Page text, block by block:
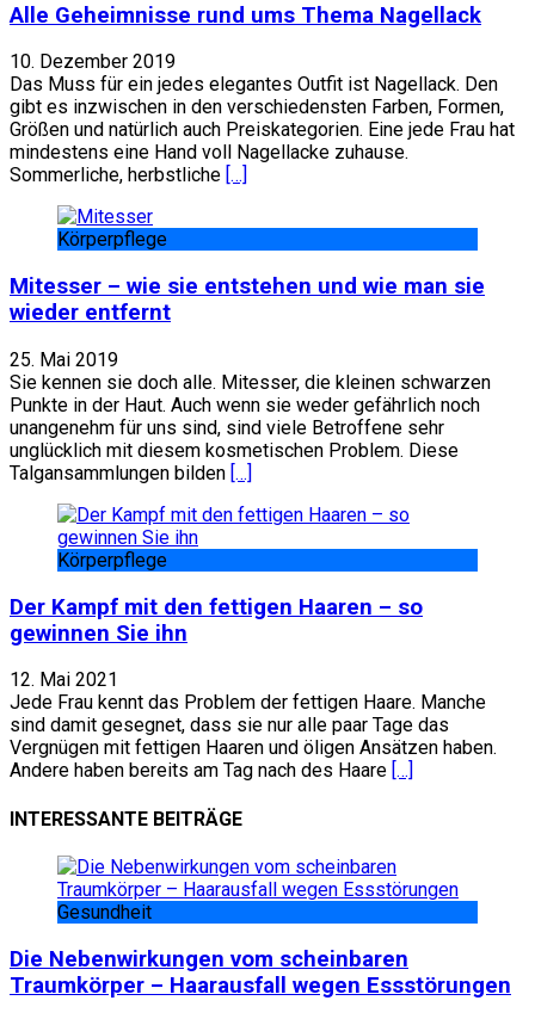
Alle Geheimnisse rund ums Thema Nagellack
10. Dezember 2019
Das Muss für ein jedes elegantes Outfit ist Nagellack. Den
gibt es inzwischen in den verschiedensten Farben, Formen,
Größen und natürlich auch Preiskategorien. Eine jede Frau hat
mindestens eine Hand voll Nagellacke zuhause.
Sommerliche, herbstliche […]
Körperpflege
Mitesser – wie sie entstehen und wie man sie
wieder entfernt
25. Mai 2019
Sie kennen sie doch alle. Mitesser, die kleinen schwarzen
Punkte in der Haut. Auch wenn sie weder gefährlich noch
unangenehm für uns sind, sind viele Betroffene sehr
unglücklich mit diesem kosmetischen Problem. Diese
Talgansammlungen bilden […]
Körperpflege
Der Kampf mit den fettigen Haaren – so
gewinnen Sie ihn
12. Mai 2021
Jede Frau kennt das Problem der fettigen Haare. Manche
sind damit gesegnet, dass sie nur alle paar Tage das
Vergnügen mit fettigen Haaren und öligen Ansätzen haben.
Andere haben bereits am Tag nach des Haare […]
INTERESSANTE BEITRÄGE
Gesundheit
Die Nebenwirkungen vom scheinbaren
Traumkörper – Haarausfall wegen Essstörungen